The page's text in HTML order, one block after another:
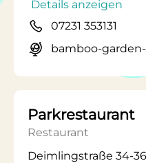
Details anzeigen
07231 353131
bamboo-
Parkrestaurant
Restaurant
Deimlingstraße 34-